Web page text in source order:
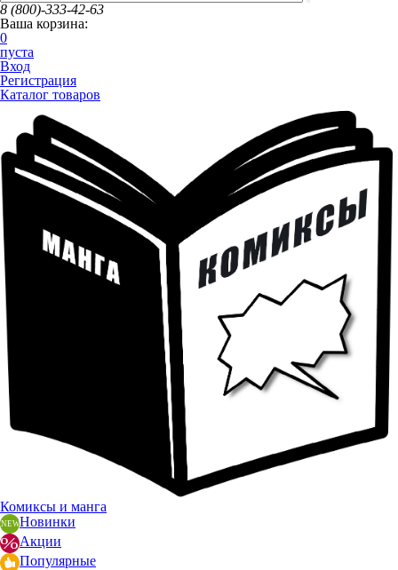
8 (800)-333-42-63
Ваша корзина:
0
пуста
Вход
Регистрация
Каталог товаров
Комиксы и манга
Новинки
Акции
Популярные